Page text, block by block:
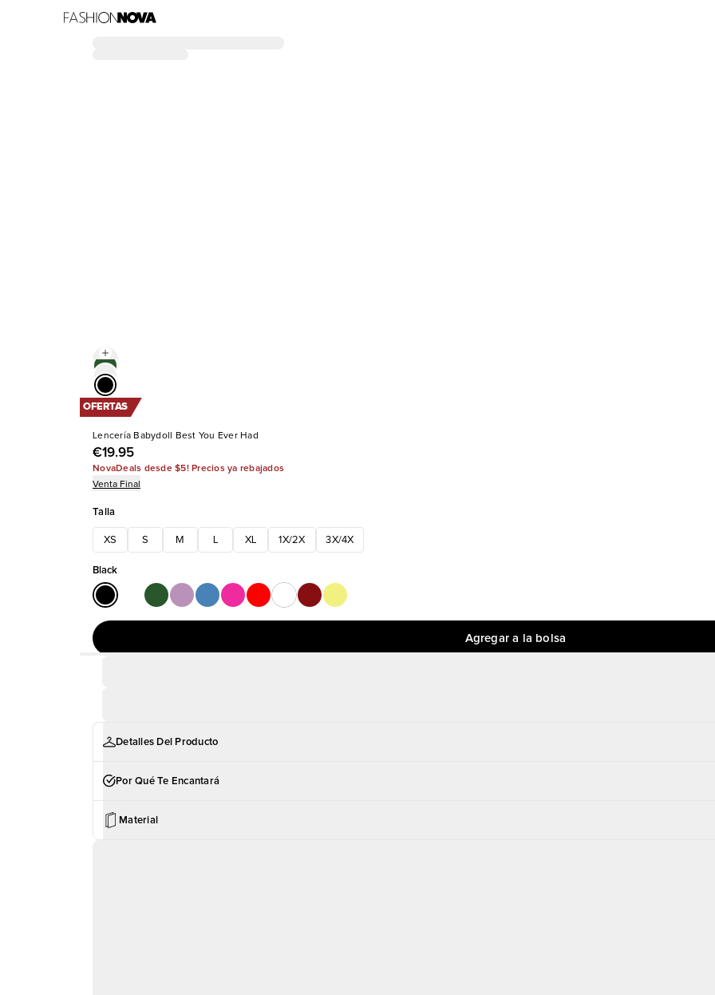
OFERTAS
Lencería Babydoll Best You Ever Had
€19.95
NovaDeals desde $5! Precios ya rebajados
Venta Final
Talla
XS S M XL 1X/2X 3X/4X
Black
Agregar a la bolsa
Detalles Del Producto
Por Qué Te Encantará
Material